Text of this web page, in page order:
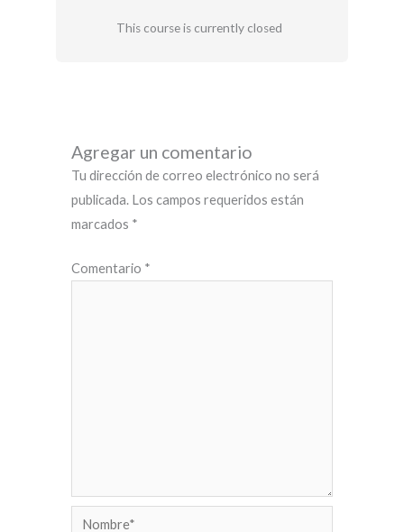
This course is currently closed
Agregar un comentario
Tu dirección de correo electrónico no será
publicada. Los campos requeridos están
marcados *
Comentario *
Nombre*